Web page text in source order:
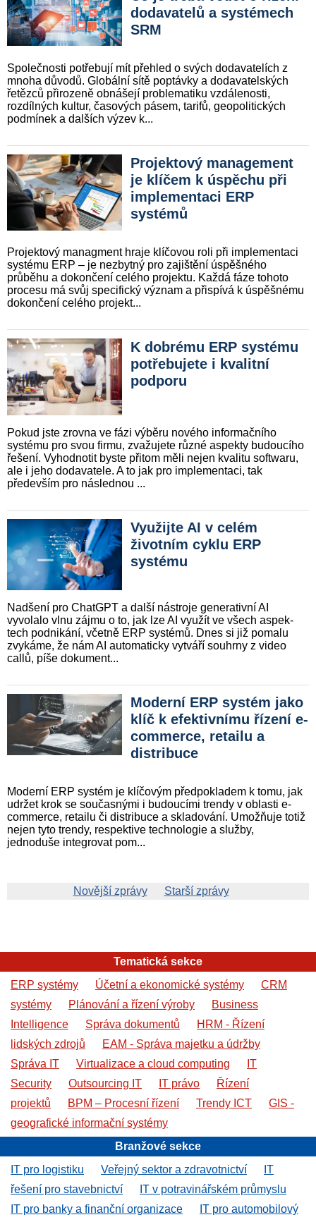
dodavatelů a systémech
SRM
Společnosti potřebují mít přehled o svých dodavatelích z
mnoha důvodů. Globální sítě poptávky a dodavatelských
řetězců přiroze­ně obnášejí problematiku vzdále­nosti,
rozdílných kultur, časových pásem, tarifů, geopolitických
podmínek a dalších výzev k...
Projektový management
je klíčem k úspěchu při
implementaci ERP
systémů
Projektový managment hraje klí­čovou roli při implementaci
sys­tému ERP – je nezbytný pro zajiš­tění úspěšného
průběhu a dokon­čení celého projektu. Každá fáze tohoto
procesu má svůj specific­ký význam a přispívá k úspěšné­mu
dokončení celého projekt...
K dobrému ERP systému
potřebujete i kvalitní
podporu
Pokud jste zrovna ve fázi výběru nového informačního
systému pro svou firmu, zvažujete různé aspekty budoucího
řešení. Vyhodnotit byste přitom měli nejen kvalitu softwaru,
ale i jeho dodavatele. A to jak pro implementaci, tak
především pro následnou ...
Využijte AI v celém
životním cyklu ERP
systému
Nadšení pro ChatGPT a další nástro­je gene­ra­tiv­ní AI
vyvolalo vlnu záj­mu o to, jak lze AI využít ve všech aspek­
tech podnikání, včetně ERP systémů. Dnes si již pomalu
zvyká­me, že nám AI auto­ma­tic­ky vytváří souhrny z video
callů, píše dokument...
Moderní ERP systém jako
klíč k efektivnímu řízení e-
commerce, retailu a
distribuce
Moderní ERP systém je klíčovým předpokladem k tomu, jak
udržet krok se současnými i budoucími trendy v oblasti e-
commerce, retailu či distribuce a skladování. Umožňuje totiž
nejen tyto trendy, respektive technologie a služby,
jednoduše integrovat pom...
Novější zprávy Starší zprávy
Tematická sekce
ERP systémy
Účetní a ekonomické systémy
CRM
systémy
Plánování a řízení výroby
Business
Intelligence
Správa dokumentů
HRM - Řízení
lidských zdrojů
EAM - Správa majetku a údržby
Správa IT
Virtualizace a cloud computing
IT
Security
Outsourcing IT IT právo
Řízení
projektů
BPM – Procesní řízení Trendy ICT
GIS -
geografické informační systémy
Branžové sekce
IT pro logistiku
Veřejný sektor a zdravotnictví
IT
řešení pro stavebnictví
IT v potravinářském průmyslu
IT pro banky a finanční organizace
IT pro automobilový